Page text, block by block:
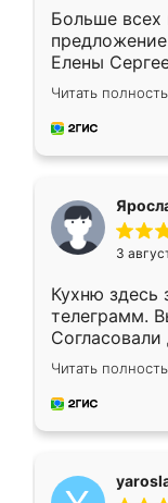
Больше всех
Елены
короткие
для замера
предложил
Читать
3
Кухню здесь
телеграмм.
недели
довольны
мебель за
Читать